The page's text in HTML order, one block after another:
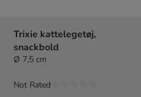
Trixie kattelegetøj,
snackbold
Ø 7,5 cm
Not Rated